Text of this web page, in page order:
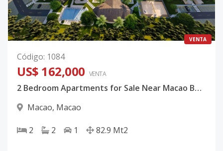
VENTA
Código: 1084
US$ 162,000 VENTA
2 Bedroom Apartments for Sale Near Macao Beach, Punta Cana
Macao, Macao
2 2 1 82.9 Mt2